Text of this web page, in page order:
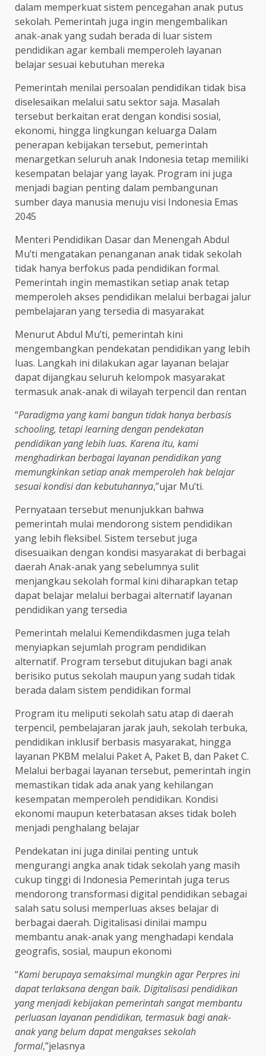
dalam memperkuat sistem pencegahan anak putus
sekolah. Pemerintah juga ingin mengembalikan
anak-anak yang sudah berada di luar sistem
pendidikan agar kembali memperoleh layanan
belajar sesuai kebutuhan mereka
Pemerintah menilai persoalan pendidikan tidak bisa
diselesaikan melalui satu sektor saja. Masalah
tersebut berkaitan erat dengan kondisi sosial,
ekonomi, hingga lingkungan keluarga Dalam
penerapan kebijakan tersebut, pemerintah
menargetkan seluruh anak Indonesia tetap memiliki
kesempatan belajar yang layak. Program ini juga
menjadi bagian penting dalam pembangunan
sumber daya manusia menuju visi Indonesia Emas
2045
Menteri Pendidikan Dasar dan Menengah Abdul
Mu’ti mengatakan penanganan anak tidak sekolah
tidak hanya berfokus pada pendidikan formal.
Pemerintah ingin memastikan setiap anak tetap
memperoleh akses pendidikan melalui berbagai jalur
pembelajaran yang tersedia di masyarakat
Menurut Abdul Mu’ti, pemerintah kini
mengembangkan pendekatan pendidikan yang lebih
luas. Langkah ini dilakukan agar layanan belajar
dapat dijangkau seluruh kelompok masyarakat
termasuk anak-anak di wilayah terpencil dan rentan
“Paradigma yang kami bangun tidak hanya berbasis
schooling, tetapi learning dengan pendekatan
pendidikan yang lebih luas. Karena itu, kami
menghadirkan berbagai layanan pendidikan yang
memungkinkan setiap anak memperoleh hak belajar
sesuai kondisi dan kebutuhannya,”ujar Mu’ti.
Pernyataan tersebut menunjukkan bahwa
pemerintah mulai mendorong sistem pendidikan
yang lebih fleksibel. Sistem tersebut juga
disesuaikan dengan kondisi masyarakat di berbagai
daerah Anak-anak yang sebelumnya sulit
menjangkau sekolah formal kini diharapkan tetap
dapat belajar melalui berbagai alternatif layanan
pendidikan yang tersedia
Pemerintah melalui Kemendikdasmen juga telah
menyiapkan sejumlah program pendidikan
alternatif. Program tersebut ditujukan bagi anak
berisiko putus sekolah maupun yang sudah tidak
berada dalam sistem pendidikan formal
Program itu meliputi sekolah satu atap di daerah
terpencil, pembelajaran jarak jauh, sekolah terbuka,
pendidikan inklusif berbasis masyarakat, hingga
layanan PKBM melalui Paket A, Paket B, dan Paket C.
Melalui berbagai layanan tersebut, pemerintah ingin
memastikan tidak ada anak yang kehilangan
kesempatan memperoleh pendidikan. Kondisi
ekonomi maupun keterbatasan akses tidak boleh
menjadi penghalang belajar
Pendekatan ini juga dinilai penting untuk
mengurangi angka anak tidak sekolah yang masih
cukup tinggi di Indonesia Pemerintah juga terus
mendorong transformasi digital pendidikan sebagai
salah satu solusi memperluas akses belajar di
berbagai daerah. Digitalisasi dinilai mampu
membantu anak-anak yang menghadapi kendala
geografis, sosial, maupun ekonomi
“Kami berupaya semaksimal mungkin agar Perpres ini
dapat terlaksana dengan baik. Digitalisasi pendidikan
yang menjadi kebijakan pemerintah sangat membantu
perluasan layanan pendidikan, termasuk bagi anak-
anak yang belum dapat mengakses sekolah
formal,”jelasnya